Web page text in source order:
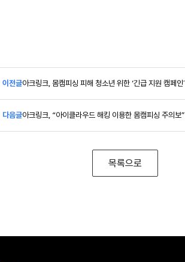
이전글아크링크, 몸캠피싱 피해 청소년 위한 ‘긴급 지원 캠페인’
다음글
목록으로